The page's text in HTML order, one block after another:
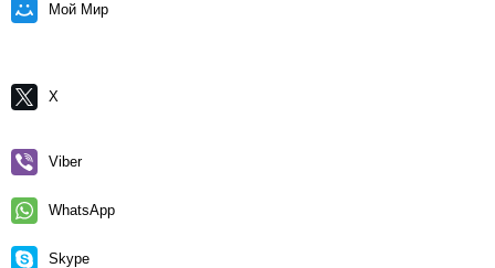
Мой Мир
X
Viber
WhatsApp
Skype